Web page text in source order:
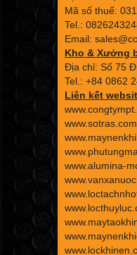
Mã số thuế:
Tel.:
Email:
Kho & Xưởng
Địa chỉ: Số 75
Tel.: +84 0862
Liên kết
www.alumina-